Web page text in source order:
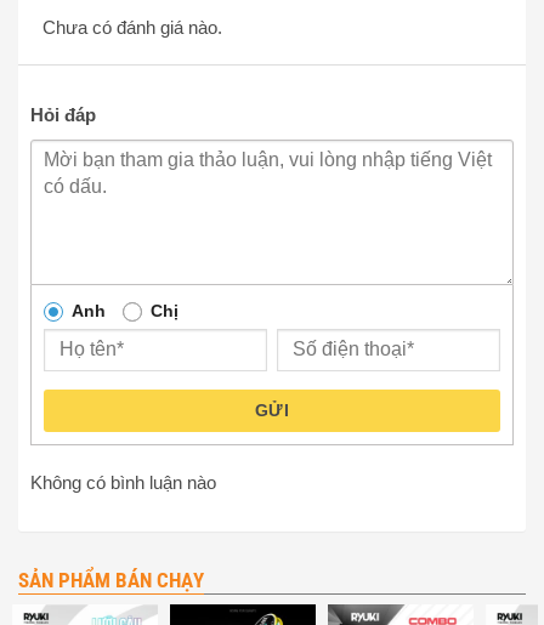
Chưa có đánh giá nào.
Hỏi đáp
Anh Chị
GỬI
Không có bình luận nào
SẢN PHẨM BÁN CHẠY